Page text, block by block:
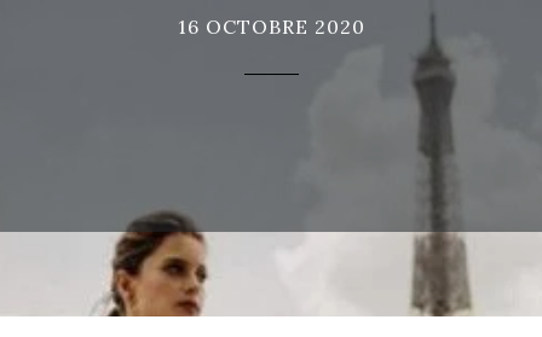
16 OCTOBRE 2020